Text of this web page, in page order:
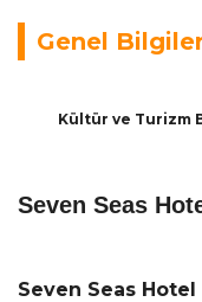
Genel
Kültür ve Turizm
Seven Seas
Seven Seas Hotel